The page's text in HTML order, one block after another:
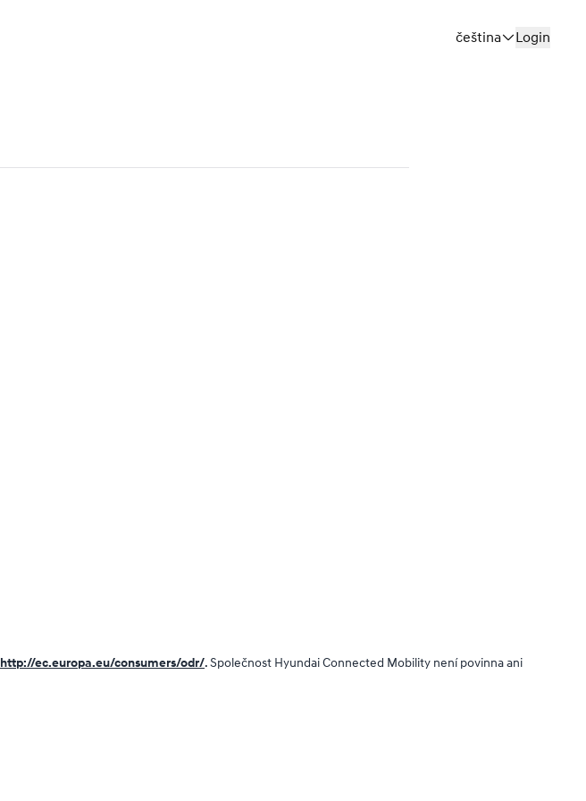
čeština Login
http://ec.europa.eu/consumers/odr/. Společnost Hyundai Connected Mobility není povinna ani